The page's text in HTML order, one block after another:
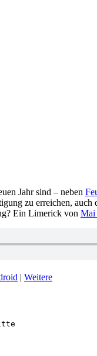
Jahr sind – neben
zu erreichen, auch
Ein Limerick von Mai
| Weitere